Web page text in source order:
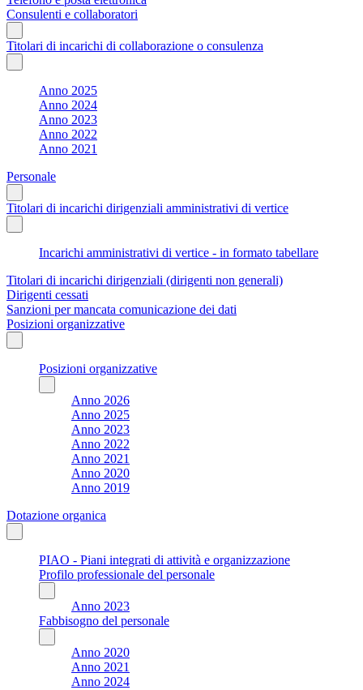
Consulenti e collaboratori
Titolari di incarichi di collaborazione o consulenza
Anno 2025
Anno 2024
Anno 2023
Anno 2022
Anno 2021
Personale
Titolari di incarichi dirigenziali amministrativi di vertice
Incarichi amministrativi di vertice - in formato tabellare
Titolari di incarichi dirigenziali (dirigenti non generali)
Dirigenti cessati
Sanzioni per mancata comunicazione dei dati
Posizioni organizzative
Posizioni organizzative
Anno 2026
Anno 2025
Anno 2023
Anno 2022
Anno 2021
Anno 2020
Anno 2019
Dotazione organica
PIAO - Piani integrati di attività e organizzazione
Profilo professionale del personale
Anno 2023
Fabbisogno del personale
Anno 2020
Anno 2021
Anno 2024